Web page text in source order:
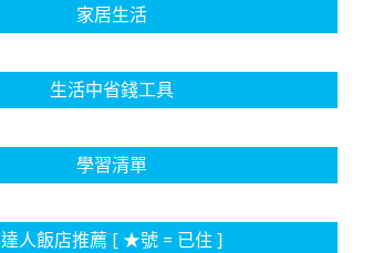
家居生活
生活中省錢工具
學習清單
達人飯店推薦 [ ★號 = 已住 ]